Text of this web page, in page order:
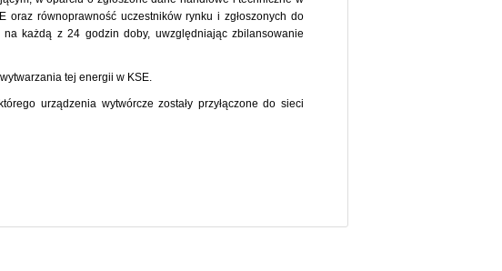
równoprawność uczestników rynku i zgłoszonych do
każdą z 24 godzin doby, uwzględniając zbilansowanie
tej energii w KSE.
urządzenia wytwórcze zostały przyłączone do sieci